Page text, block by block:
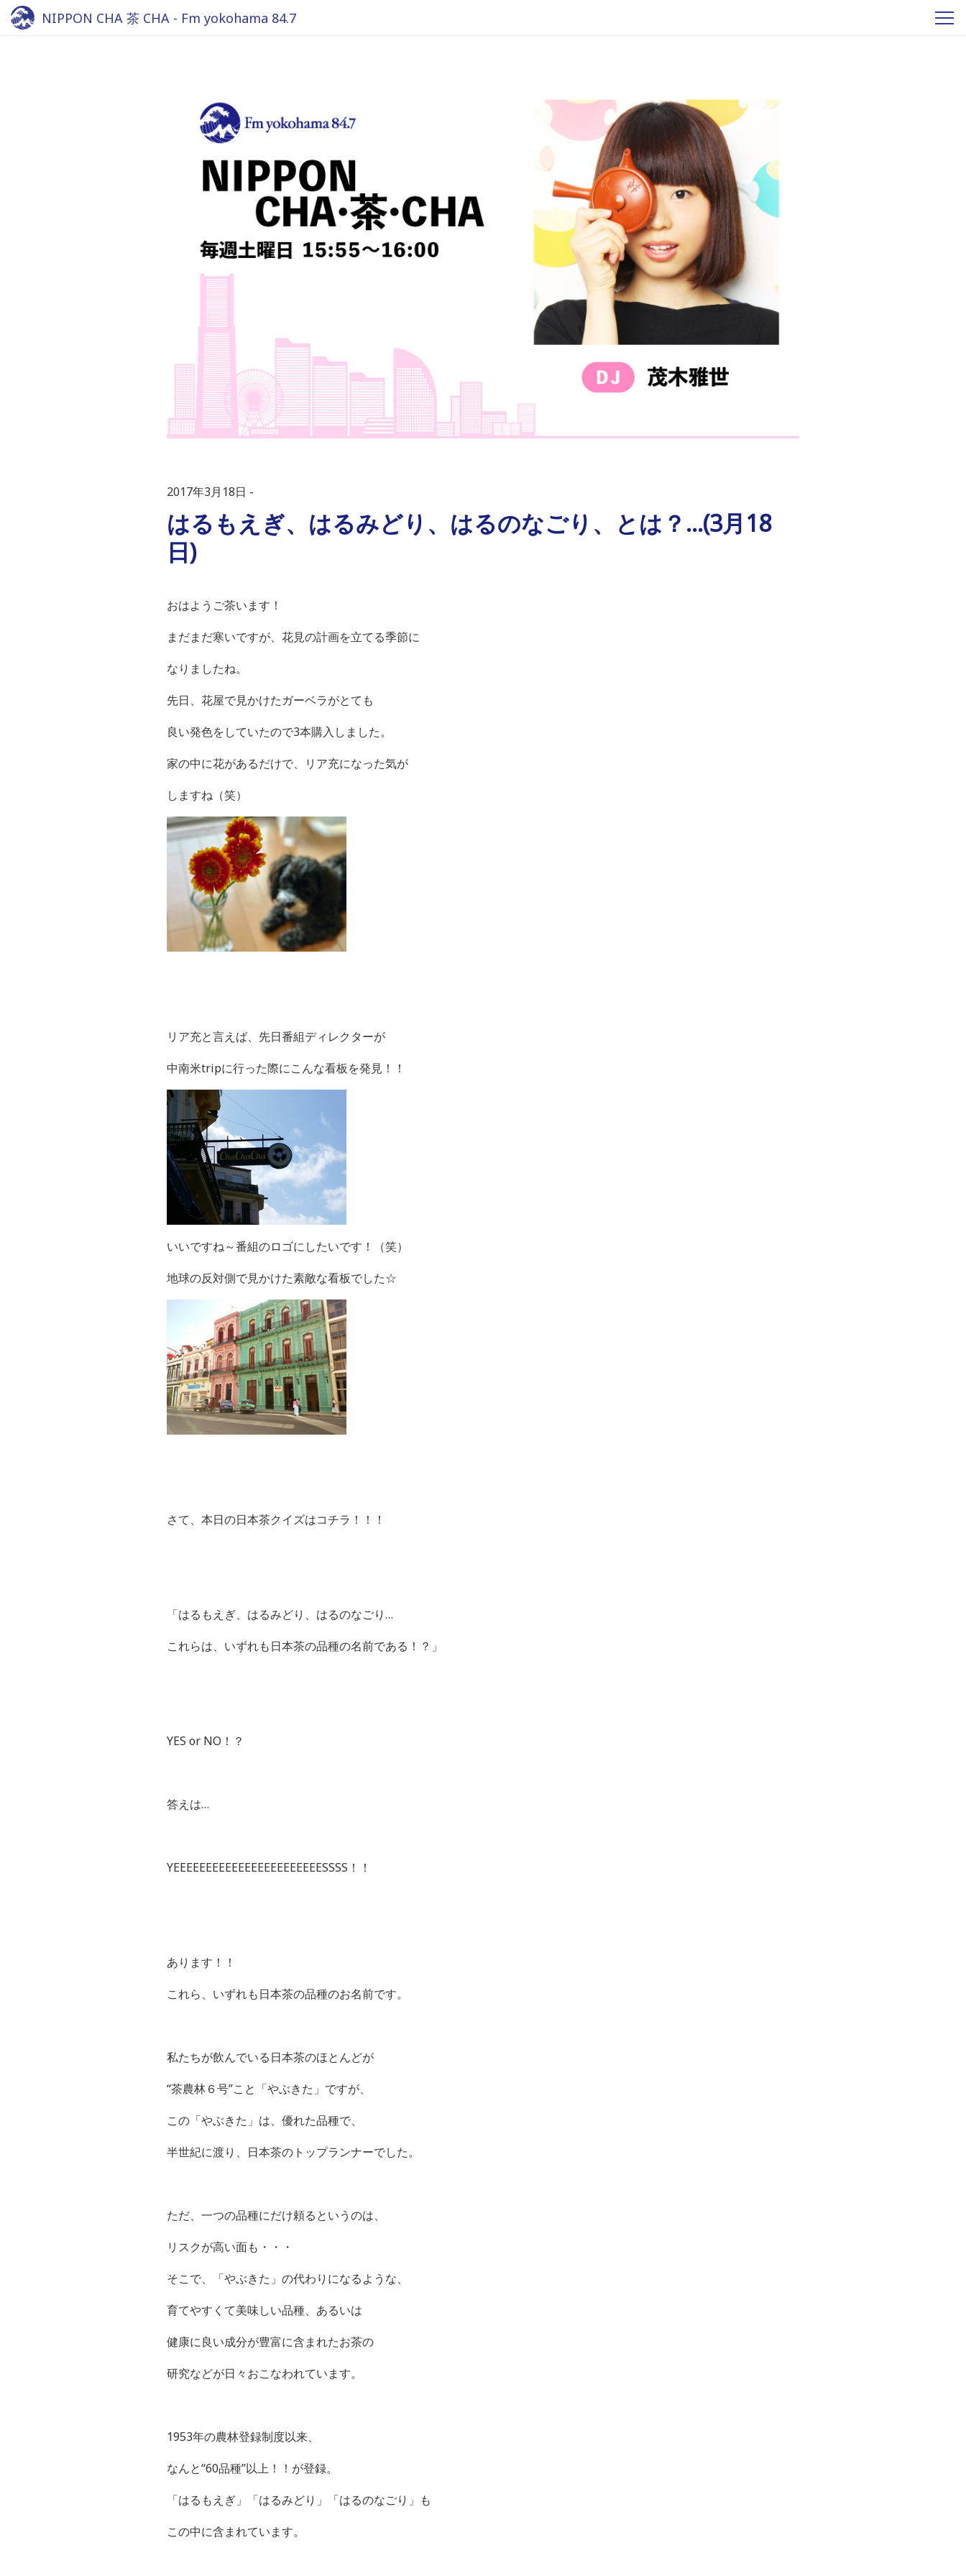
NIPPON CHA 茶 CHA - Fm yokohama 84.7
2017年3月18日
はるもえぎ、はるみどり、はるのなごり、とは？…(3月18
日)
おはようご茶います！
まだまだ寒いですが、花見の計画を立てる季節に
なりましたね。
先日、花屋で見かけたガーベラがとても
良い発色をしていたので3本購入しました。
家の中に花があるだけで、リア充になった気が
しますね（笑）
リア充と言えば、先日番組ディレクターが
中南米tripに行った際にこんな看板を発見！！
いいですね～番組のロゴにしたいです！（笑）
地球の反対側で見かけた素敵な看板でした☆
さて、本日の日本茶クイズはコチラ！！！
「はるもえぎ、はるみどり、はるのなごり…
これらは、いずれも日本茶の品種の名前である！？」
YES or NO！？
答えは…
YEEEEEEEEEEEEEEEEEEEEEEESSSS！！
あります！！
これら、いずれも日本茶の品種のお名前です。
私たちが飲んでいる日本茶のほとんどが
“茶農林６号”こと「やぶきた」ですが、
この「やぶきた」は、優れた品種で、
半世紀に渡り、日本茶のトップランナーでした。
ただ、一つの品種にだけ頼るというのは、
リスクが高い面も・・・
そこで、「やぶきた」の代わりになるような、
育てやすくて美味しい品種、あるいは
健康に良い成分が豊富に含まれたお茶の
研究などが日々おこなわれています。
1953年の農林登録制度以来、
なんと“60品種”以上！！が登録。
「はるもえぎ」「はるみどり」「はるのなごり」も
この中に含まれています。